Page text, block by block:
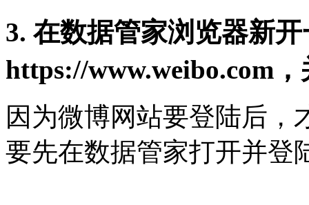
3. 在数据管家浏览器新
https://www.weibo.com
因为微博网站要登陆后，
要先在数据管家打开并登